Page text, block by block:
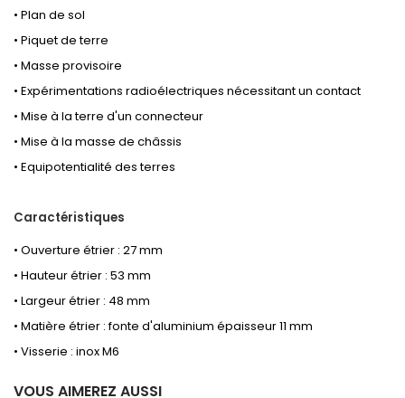
• Plan de sol
• Piquet de terre
• Masse provisoire
• Expérimentations radioélectriques nécessitant un contact
• Mise à la terre d'un connecteur
• Mise à la masse de châssis
• Equipotentialité des terres
Caractéristiques
• Ouverture étrier : 27 mm
• Hauteur étrier : 53 mm
• Largeur étrier : 48 mm
• Matière étrier : fonte d'aluminium épaisseur 11 mm
• Visserie : inox M6
VOUS AIMEREZ AUSSI